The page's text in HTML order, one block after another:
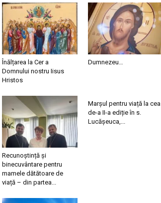
Înălțarea la Cer a
Domnului nostru Iisus
Hristos
Dumnezeu…
Recunoștință și
binecuvântare pentru
mamele dătătoare de
viață – din partea...
Marșul pentru viață la cea
de-a II-a ediție în s.
Lucășeuca,...